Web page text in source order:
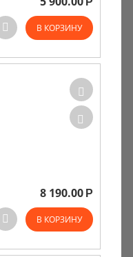
В КОРЗИНУ
8 190.00 Р
В КОРЗИНУ